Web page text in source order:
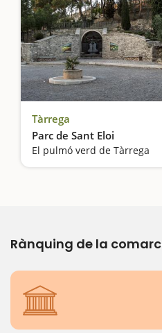
Tàrrega
Parc de Sant Eloi
El pulmó verd de Tàrrega
Rànquing de la